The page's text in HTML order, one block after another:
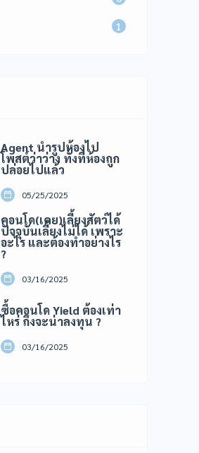
1
Agent นำรูปห้องไป
โพสต์ว่าว่าง ทั้งที่ห้องถูก
ปล่อยไปแล้ว
05/25/2025
คอนโด(เคย)เลี้ยงสัตว์ได้
ปัจจุบันเลี้ยงไม่ได้ เพราะ
อะไร และต้องทำอย่างไร
?
03/16/2025
ซื้อคอนโด Yield ต้องเท่า
ไหร่ ถึงจะน่าลงทุน ?
03/16/2025